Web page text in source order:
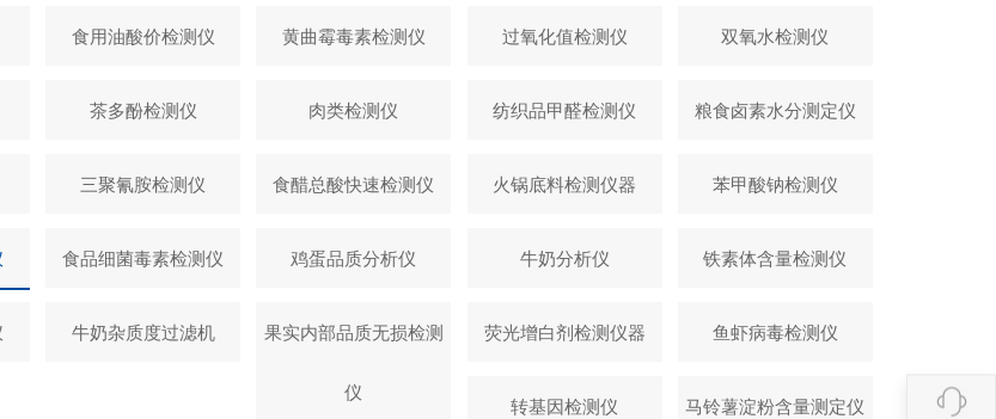
食用油酸价检测仪 黄曲霉毒素检测仪 过氧化值检测仪 双氧水检测仪
茶多酚检测仪 肉类检测仪 纺织品甲醛检测仪 粮食卤素水分测定仪
三聚氰胺检测仪 食醋总酸快速检测仪 火锅底料检测仪器 苯甲酸钠检测仪
食品细菌毒素检测仪 鸡蛋品质分析仪 牛奶分析仪 铁素体含量检测仪
牛奶杂质度过滤机 果实内部品质无损检测
仪
荧光增白剂检测仪器 鱼虾病毒检测仪
转基因检测仪 马铃薯淀粉含量测定仪